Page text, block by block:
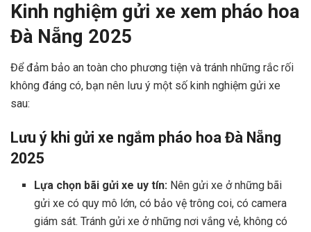
Kinh nghiệm gửi xe xem pháo hoa
Đà Nẵng 2025
Để đảm bảo an toàn cho phương tiện và tránh những rắc rối
không đáng có, bạn nên lưu ý một số kinh nghiệm gửi xe
sau:
Lưu ý khi gửi xe ngắm pháo hoa Đà Nẵng
2025
Lựa chọn bãi gửi xe uy tín: Nên gửi xe ở những bãi
gửi xe có quy mô lớn, có bảo vệ trông coi, có camera
giám sát. Tránh gửi xe ở những nơi vắng vẻ, không có